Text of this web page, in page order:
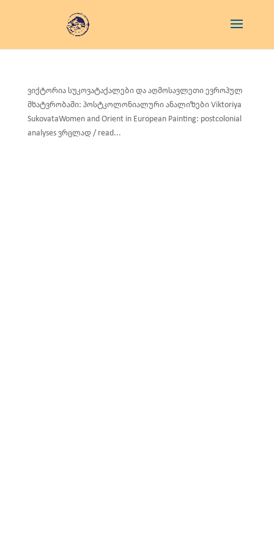
ვიქტორია სუკოვატაქალები და აღმოსავლეთი ევროპულ
მხატვრობაში: პოსტკოლონიალური ანალიზები Viktoriya
SukovataWomen and Orient in European Painting: postcolonial
analyses ვრცლად / read...